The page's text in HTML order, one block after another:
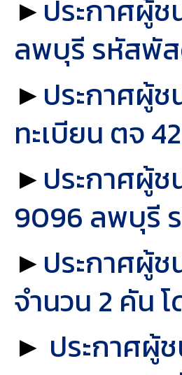
►ประกาศผู้ช
ลพบุรี รหัสพัส
►ประกาศผู้
ทะเบียน ตจ
►ประกาศผู้ช
9096 ลพบุรี
►ประกาศผู้ช
จำนวน 2 คัน โ
► ประกาศผู้